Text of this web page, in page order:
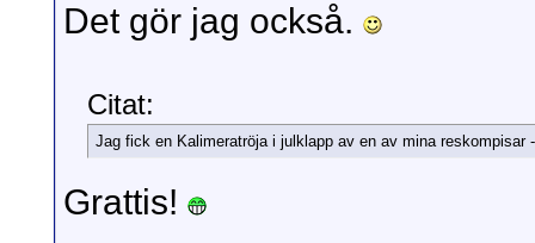
Det gör jag också.
Citat:
Jag fick en Kalimeratröja i julklapp av en av mina reskompisar
Grattis!